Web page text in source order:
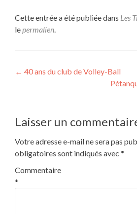
Cette entrée a été publiée dans Les
lepermalien.
Navigation
← 40 ans du club de Volley-Ball
Laisser un
Votre adresse e-mail ne sera pas
obligatoires sont indiqués avec *
Commentaire
*